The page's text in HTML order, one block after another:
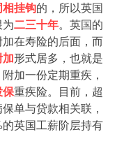
挂钩的，所以英国
二三十年。英国的
在寿险的后面，而
形式居多，也就是
加一份定期重疾，
保重疾险。目前，超
单与贷款相关联，
英国工薪阶层持有